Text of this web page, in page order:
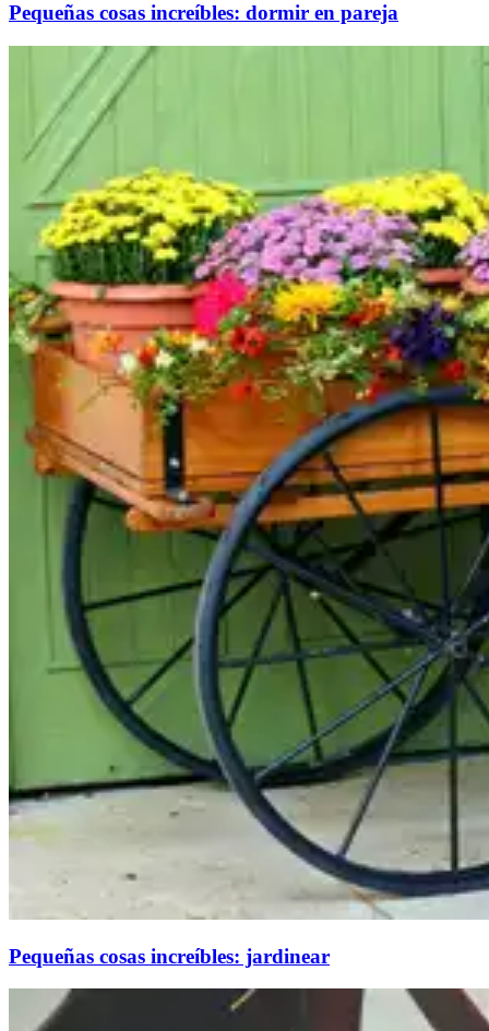
Pequeñas cosas increíbles: dormir en pareja
Pequeñas cosas increíbles: jardinear